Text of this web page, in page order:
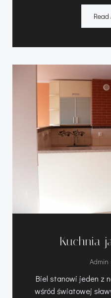
Read
Kuchnia
Admin
Biel stanowi jeden z
wśród światowej